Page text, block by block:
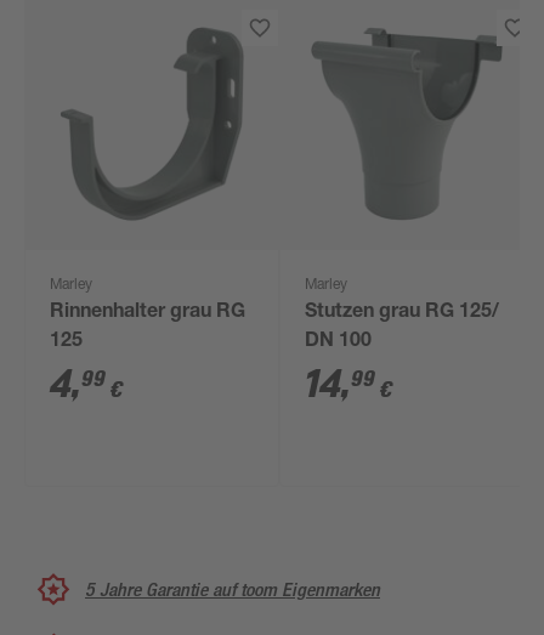
Marley
Rinnenhalter grau RG
125
4,99 €
Marley
Stutzen grau RG 125/
DN 100
14,99 €
5 Jahre Garantie auf toom Eigenmarken